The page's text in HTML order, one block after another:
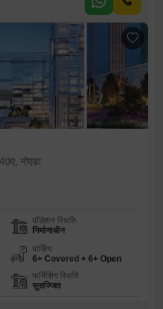
नोएडा
पॉसेशन स्थिति
निर्माणाधीन
पार्किंग
6+ Covered + 6+ Open
फर्निशिंग स्थिति
सुसज्जित